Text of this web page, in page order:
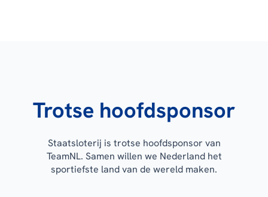
Trotse hoofdsponsor
Staatsloterij is trotse hoofdsponsor van
TeamNL. Samen willen we Nederland het
sportiefste land van de wereld maken.